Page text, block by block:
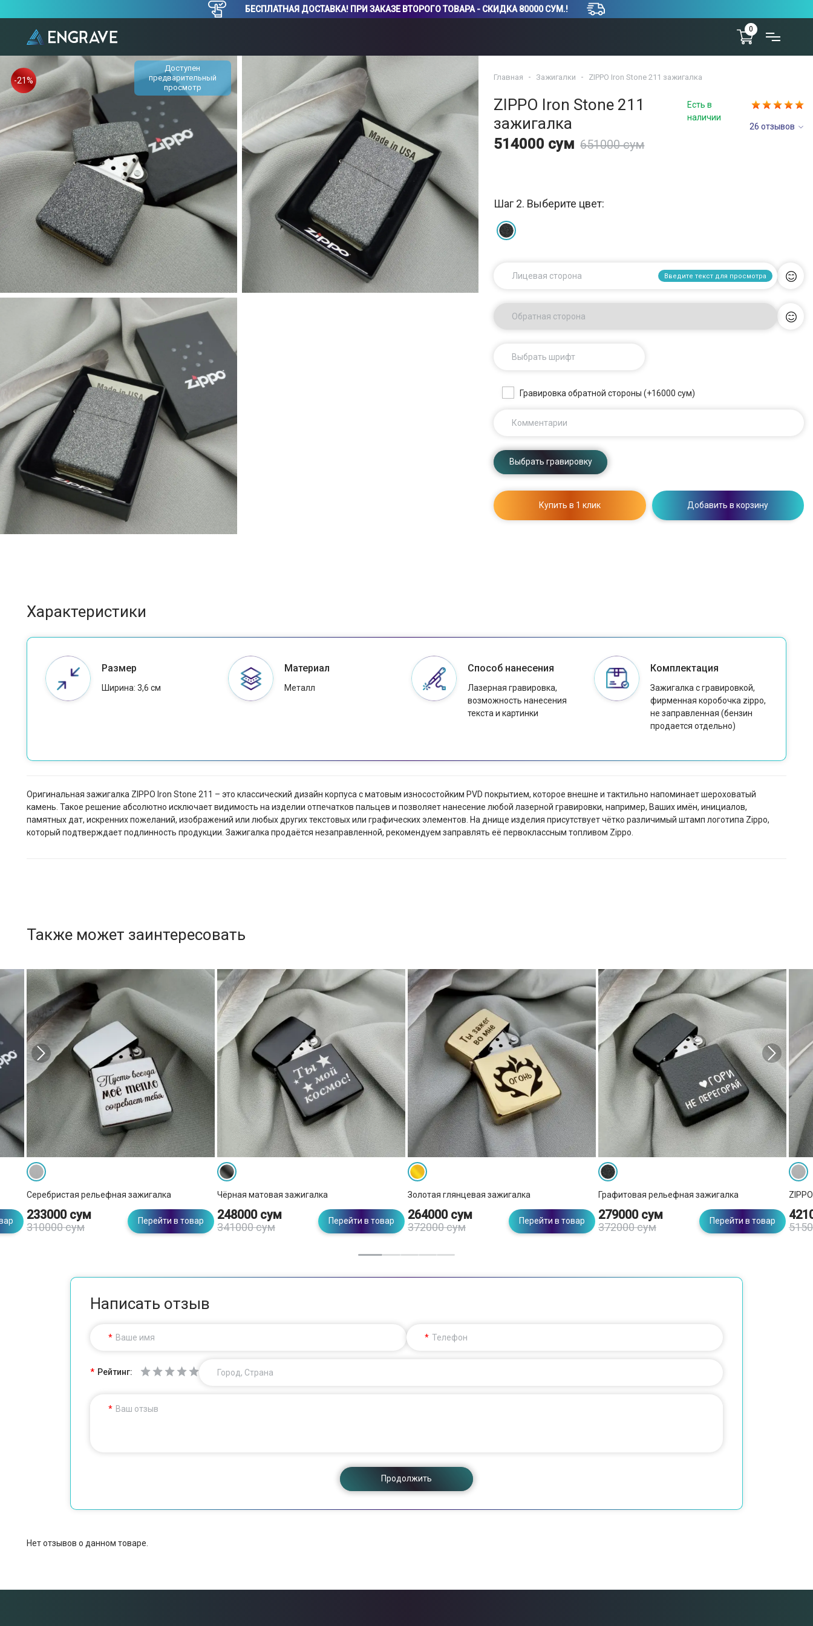
БЕСПЛАТНАЯ ДОСТАВКА! ПРИ ЗАКАЗЕ ВТОРОГО ТОВАРА - СКИДКА 80000 СУМ.!
0
-21%
Доступен
предварительный
просмотр
Главная Зажигалки ZIPPO Iron Stone 211 зажигалка
ZIPPO Iron Stone 211
зажигалка
Есть в
наличии
26 отзывов
514000 сум 651000 сум
Шаг 2. Выберите цвет:
Лицевая сторона Введите текст для просмотра
Обратная сторона
Выбрать шрифт
Гравировка обратной стороны (+16000 сум)
Комментарии
Выбрать гравировку
Купить в 1 клик Добавить в корзину
Характеристики
Размер
Ширина: 3,6 см
Материал
Металл
Способ нанесения
Лазерная гравировка,
возможность нанесения
текста и картинки
Комплектация
Зажигалка с гравировкой,
фирменная коробочка zippo,
не заправленная (бензин
продается отдельно)
Оригинальная зажигалка ZIPPO Iron Stone 211 – это классический дизайн корпуса с матовым износостойким PVD покрытием, которое внешне и тактильно напоминает шероховатый
камень. Такое решение абсолютно исключает видимость на изделии отпечатков пальцев и позволяет нанесение любой лазерной гравировки, например, Ваших имён, инициалов,
памятных дат, искренних пожеланий, изображений или любых других текстовых или графических элементов. На днище изделия присутствует чётко различимый штамп логотипа Zippo,
который подтверждает подлинность продукции. Зажигалка продаётся незаправленной, рекомендуем заправлять её первоклассным топливом Zippo.
Также может заинтересовать
Серебристая рельефная зажигалка
233000 сум
310000 сум
Перейти в товар
Чёрная матовая зажигалка
248000 сум
341000 сум
Перейти в товар
Золотая глянцевая зажигалка
264000 сум
372000 сум
Перейти в товар
Графитовая рельефная зажигалка
279000 сум
372000 сум
Перейти в товар
Написать отзыв
Ваше имя Телефон
Рейтинг: Город, Страна
Ваш отзыв
Продолжить
Нет отзывов о данном товаре.